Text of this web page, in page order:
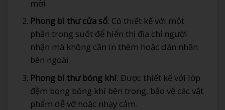
mời.
Phong bì thư cửa sổ: Có thiết kế với một
phần trong suốt để hiển thị địa chỉ người
nhận mà không cần in thêm hoặc dán nhãn
bên ngoài.
Phong bì thư bóng khí: Được thiết kế với lớp
đệm bong bóng khí bên trong, bảo vệ các vật
phẩm dễ vỡ hoặc nhạy cảm.